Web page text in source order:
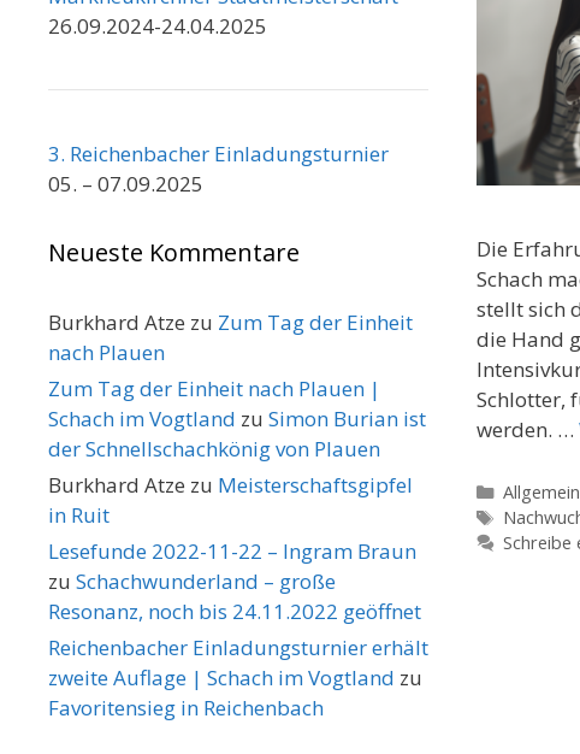
Die
Schach
stellt sich
die Hand
Schlotter,
werden. …
Kategorien
Allgemein
Schreibe
26.09.2024-24.04.2025
3. Reichenbacher Einladungsturnier
05. – 07.09.2025
Neueste Kommentare
Burkhard Atze zu Zum Tag der Einheit
nach Plauen
Zum Tag der Einheit nach Plauen |
Schach im Vogtland zu Simon Burian ist
der Schnellschachkönig von Plauen
Burkhard Atze zu Meisterschaftsgipfel
in Ruit
Lesefunde 2022-11-22 – Ingram Braun
zu Schachwunderland – große
Resonanz, noch bis 24.11.2022 geöffnet
Reichenbacher Einladungsturnier erhält
zweite Auflage | Schach im Vogtland zu
Favoritensieg in Reichenbach